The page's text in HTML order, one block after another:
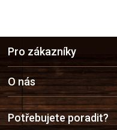
a
t
í
Pro zákazníky
O nás
Potřebujete poradit?